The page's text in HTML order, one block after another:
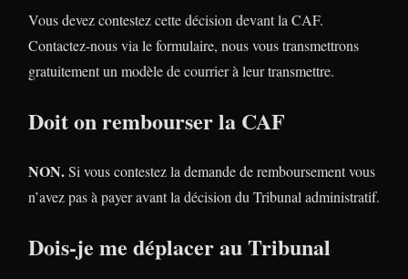
Vous devez contestez cette décision devant la CAF.
Contactez-nous via le formulaire, nous vous transmettrons
gratuitement un modèle de courrier à leur transmettre.
Doit on rembourser la CAF
NON.Si vous contestez la demande de remboursement vous
n’avez pas à payer avant la décision du Tribunal administratif.
Dois-je me déplacer au Tribunal